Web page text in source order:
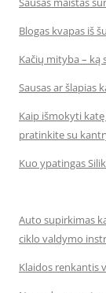
Blogas kvapas iš
Kačių mityba – ką
Sausas ar šlapias
Kaip išmokyti
pratinkite su
Kuo ypatingas
Auto supirkimas
ciklo valdymo
Klaidos renkantis